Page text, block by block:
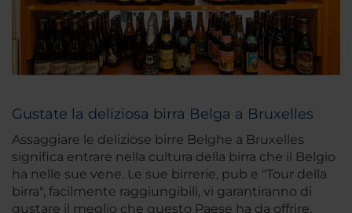
Gustate la deliziosa birra Belga a Bruxelles
Assaggiare le deliziose birre Belghe a Bruxelles
significa entrare nella cultura della birra che il Belgio
ha nelle sue vene. Le sue birrerie, pub e "Tour della
birra", facilmente raggiungibili, vi garantiranno di
gustare il meglio che questo Paese ha da offrire.